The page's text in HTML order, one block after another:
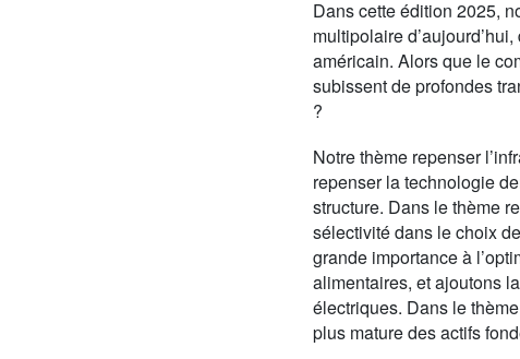
Dans cette édition 2025,
multipolaire
américain. Alors que le
subissent de profondes
?
Notre thème repenser
repenser la technologie
structure. Dans le thème
sélectivité dans le choix
grande importance à
alimentaires, et ajoutons
électriques. Dans le
plus mature des actifs